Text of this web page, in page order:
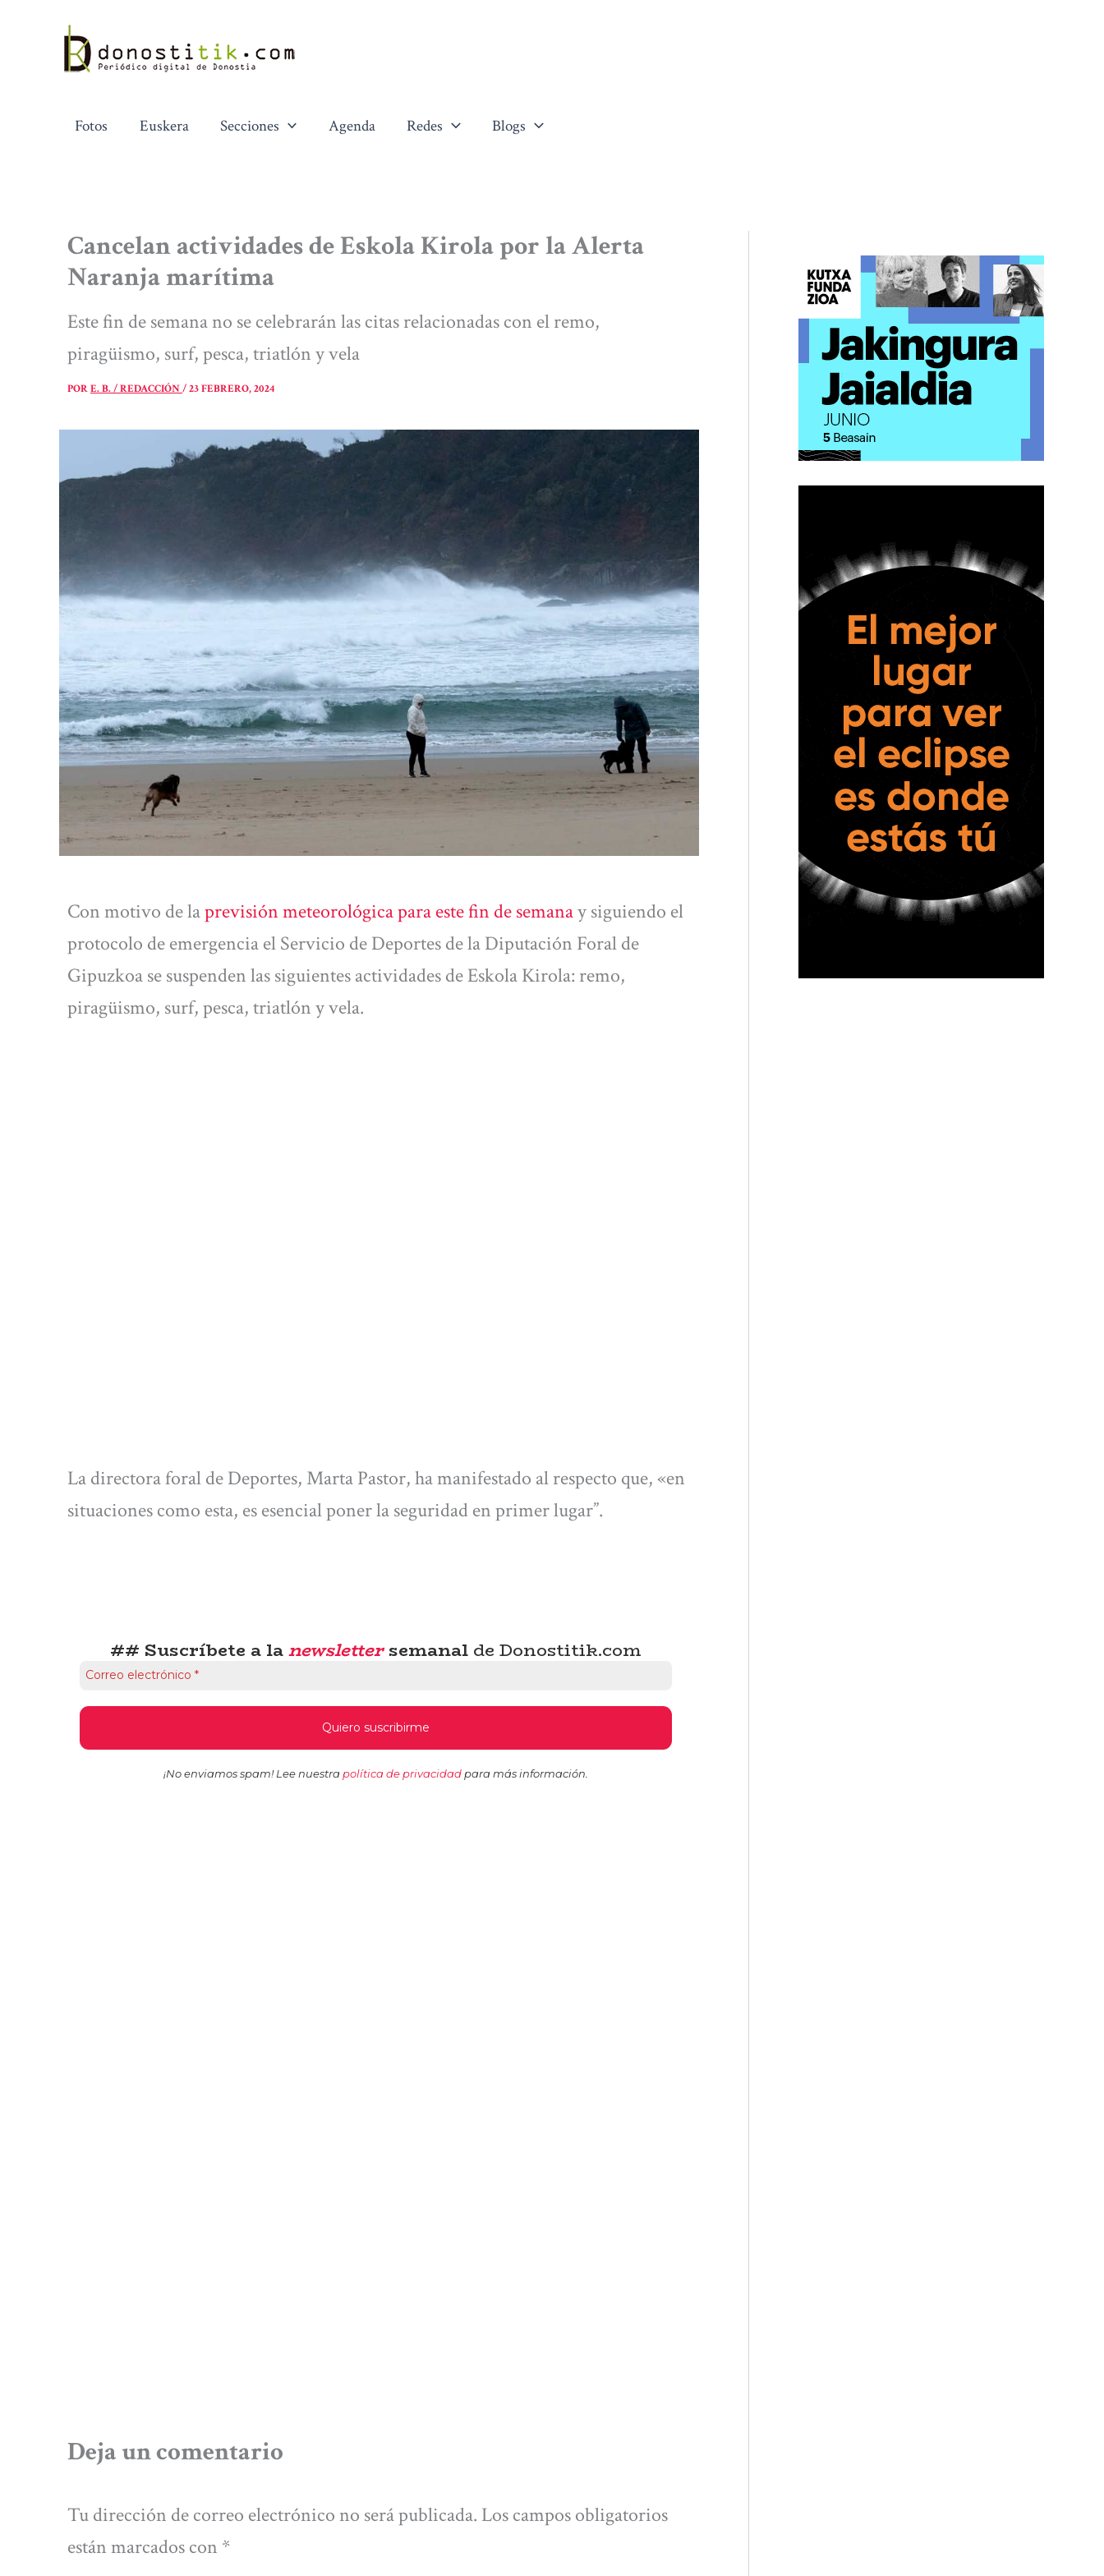
contenido
Fotos Euskera Secciones Agenda Redes Blogs
Cancelan actividades de Eskola Kirola por la Alerta
Naranja marítima
Este fin de semana no se celebrarán las citas relacionadas con el remo,
piragüismo, surf, pesca, triatlón y vela
PORE. B. / REDACCIÓN/23 FEBRERO, 2024
Con motivo de laprevisión meteorológica para este fin de semanay siguiendo el
protocolo de emergencia el Servicio de Deportes de la Diputación Foral de
Gipuzkoa se suspenden las siguientes actividades de Eskola Kirola: remo,
piragüismo, surf, pesca, triatlón y vela.
La directora foral de Deportes, Marta Pastor, ha manifestado al respecto que, «en
situaciones como esta, es esencial poner la seguridad en primer lugar”.
## Suscríbete a lanewslettersemanal de Donostitik.com
¡No enviamos spam! Lee nuestra política de privacidad para más información.
Deja un comentario
Tu dirección de correo electrónico no será publicada. Los campos obligatorios
están marcados con *